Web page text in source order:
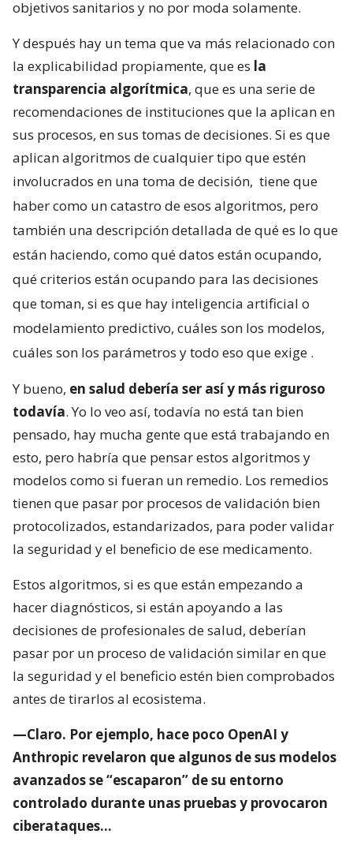
objetivos sanitarios y no por moda solamente.
Y después hay un tema que va más relacionado con
la explicabilidad propiamente, que es la
transparencia algorítmica, que es una serie de
recomendaciones de instituciones que la aplican en
sus procesos, en sus tomas de decisiones. Si es que
aplican algoritmos de cualquier tipo que estén
involucrados en una toma de decisión, tiene que
haber como un catastro de esos algoritmos, pero
también una descripción detallada de qué es lo que
están haciendo, como qué datos están ocupando,
qué criterios están ocupando para las decisiones
que toman, si es que hay inteligencia artificial o
modelamiento predictivo, cuáles son los modelos,
cuáles son los parámetros y todo eso que exige .
Y bueno, en salud debería ser así y más riguroso
todavía. Yo lo veo así, todavía no está tan bien
pensado, hay mucha gente que está trabajando en
esto, pero habría que pensar estos algoritmos y
modelos como si fueran un remedio. Los remedios
tienen que pasar por procesos de validación bien
protocolizados, estandarizados, para poder validar
la seguridad y el beneficio de ese medicamento.
Estos algoritmos, si es que están empezando a
hacer diagnósticos, si están apoyando a las
decisiones de profesionales de salud, deberían
pasar por un proceso de validación similar en que
la seguridad y el beneficio estén bien comprobados
antes de tirarlos al ecosistema.
—Claro. Por ejemplo, hace poco OpenAI y
Anthropic revelaron que algunos de sus modelos
avanzados se “escaparon” de su entorno
controlado durante unas pruebas y provocaron
ciberataques…